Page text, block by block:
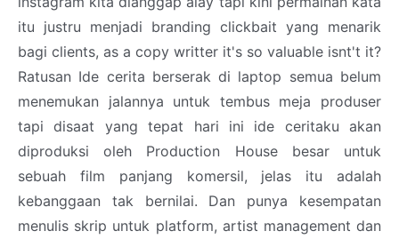
itu justru menjadi branding clickbait yang menarik
bagi clients, as a copy writter it's so valuable isnt't it?
Ratusan Ide cerita berserak di laptop semua belum
menemukan jalannya untuk tembus meja produser
tapi disaat yang tepat hari ini ide ceritaku akan
diproduksi oleh Production House besar untuk
sebuah film panjang komersil, jelas itu adalah
kebanggaan tak bernilai. Dan punya kesempatan
menulis skrip untuk platform, artist management dan